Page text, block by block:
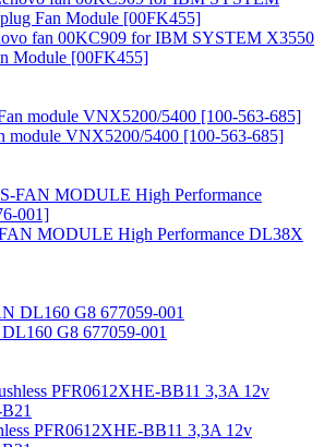
fan 00KC909 for IBM SYSTEM X3550
Module [00FK455]
module VNX5200/5400 [100-563-685]
MODULE High Performance DL38X
G8 677059-001
PFR0612XHE-BB11 3,3A 12v